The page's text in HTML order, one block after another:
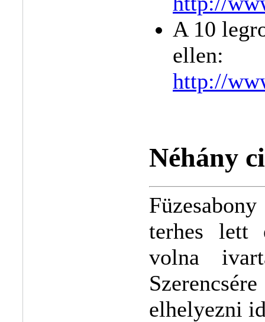
A 10
ellen:
http://
Néhány
terhes lett
volna
elhelyezni